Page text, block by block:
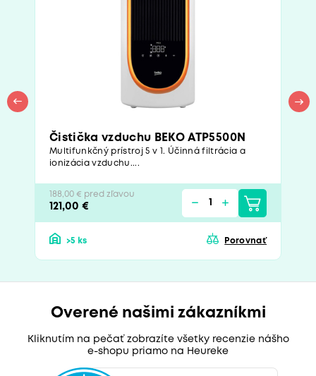
Čistička vzduchu BEKO ATP5500N
Multifunkčný prístroj 5 v 1. Účinná filtrácia a
ionizácia vzduchu....
188,00 € pred zľavou
121,00 €
>5 ks Porovnať
Overené našimi zákazníkmi
Kliknutím na pečať zobrazíte všetky recenzie nášho
e-shopu priamo na Heureke